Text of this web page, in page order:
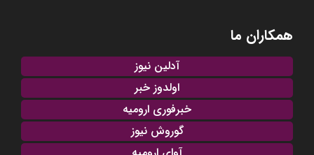
همکاران ما
آدلین نیوز
اولدوز خبر
خبرفوری ارومیه
گوروش نیوز